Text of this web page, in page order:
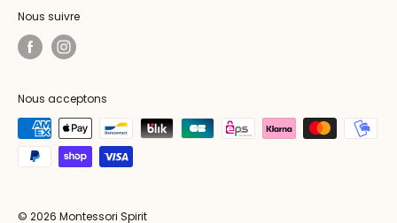
Nous suivre
Nous acceptons
© 2026 Montessori Spirit